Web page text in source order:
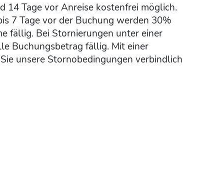
14 Tage vor Anreise kostenfrei möglich.
7 Tage vor der Buchung werden 30%
fällig. Bei Stornierungen unter einer
Buchungsbetrag fällig. Mit einer
unsere Stornobedingungen verbindlich